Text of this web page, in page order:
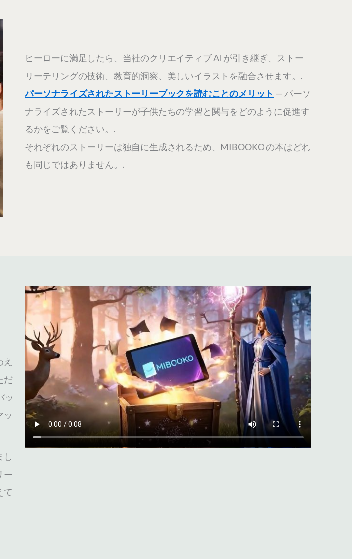
ヒーローに満足したら、当社のクリエイティブ AI が引き継ぎ、ストー
リーテリングの技術、教育的洞察、美しいイラストを融合させます。.
パーソナライズされたストーリーブックを読むことのメリット — パーソ
ナライズされたストーリーが子供たちの学習と関与をどのように促進す
るかをご覧ください。.
それぞれのストーリーは独自に生成されるため、MIBOOKO の本はどれ
も同じではありません。.
だ
ッ
ッ
し
ー
て